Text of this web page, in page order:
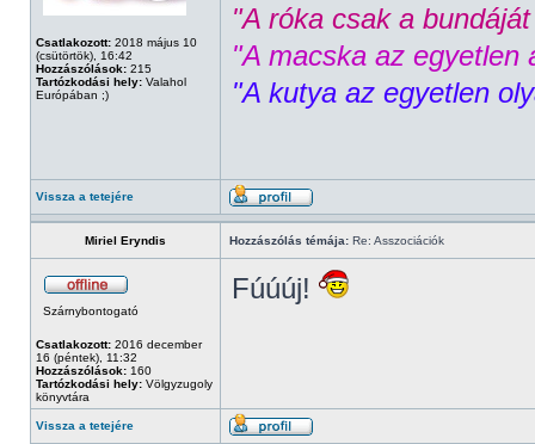
Csatlakozott: 2018 május 10
(csütörtök), 16:42
Hozzászólások: 215
Tartózkodási hely: Valahol
Európában ;)
"A róka csak a
"A macska az egyetlen
"A kutya az egyetlen
Vissza a tetejére
Miriel Eryndis Hozzászólás témája: Re: Asszociációk
Szárnybontogató
Csatlakozott: 2016 december
16 (péntek), 11:32
Hozzászólások: 160
Tartózkodási hely: Völgyzugoly
könyvtára
Fúúúj!
Vissza a tetejére